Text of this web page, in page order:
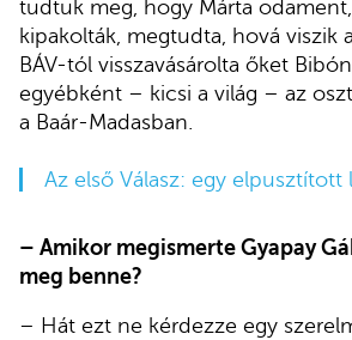
tudtuk meg, hogy Márta
kipakolták, megtudta, hová viszik
BÁV-tól visszavásárolta őket
egyébként – kicsi a világ – az
a Baár-Madasban.
Az első Válasz: egy elpusztított
– Amikor megismerte Gyapay
meg benne?
– Hát ezt ne kérdezze egy